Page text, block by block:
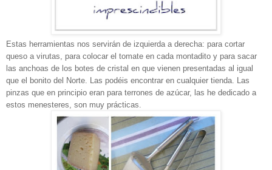
Estas herramientas nos servirán de izquierda a derecha: para cortar
queso a virutas, para colocar el tomate en cada montadito y para sacar
las anchoas de los botes de cristal en que vienen presentadas al igual
que el bonito del Norte. Las podéis encontrar en cualquier tienda. Las
pinzas que en principio eran para terrones de azúcar, las he dedicado a
estos menesteres, son muy prácticas.